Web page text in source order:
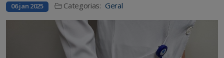
06 jan 2025 Categorias: Geral